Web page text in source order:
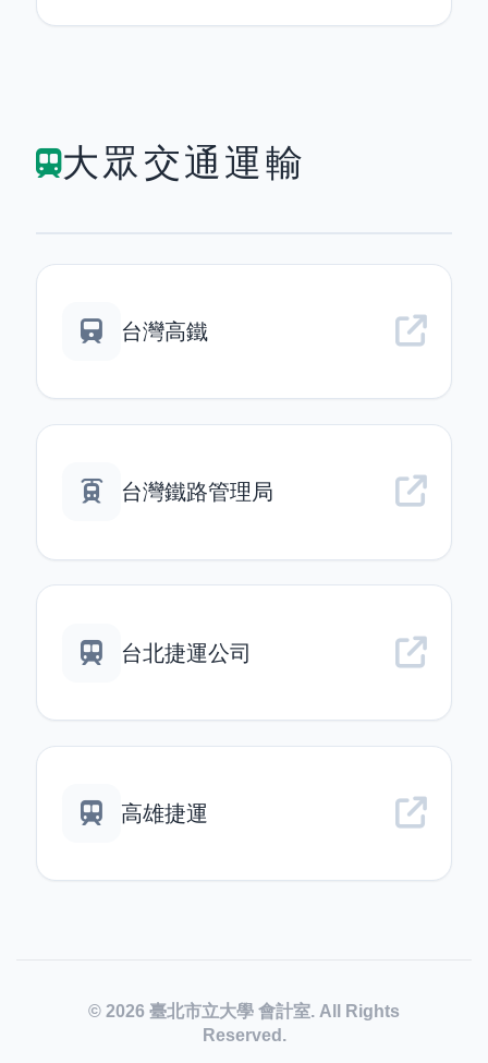
大眾交通運輸
台灣高鐵
台灣鐵路管理局
台北捷運公司
高雄捷運
© 2026 臺北市立大學 會計室. All Rights
Reserved.